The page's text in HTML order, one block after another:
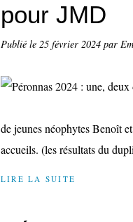
pour JMD
Publié le 25 février 2024 par
de jeunes néophytes Benoît
accueils. (les résultats du
LIRE LA SUITE